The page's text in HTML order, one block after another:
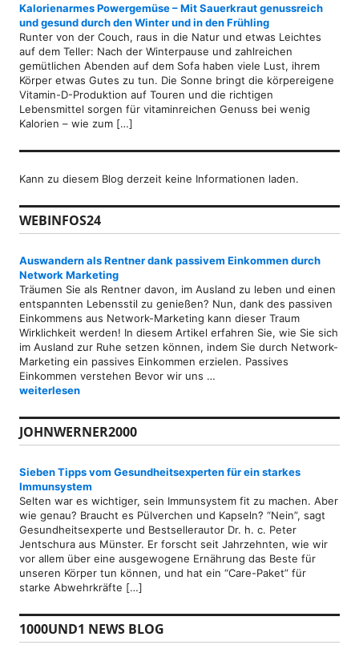
Kalorienarmes Powergemüse – Mit Sauerkraut genussreich
und gesund durch den Winter und in den Frühling
Runter von der Couch, raus in die Natur und etwas Leichtes
auf dem Teller: Nach der Winterpause und zahlreichen
gemütlichen Abenden auf dem Sofa haben viele Lust, ihrem
Körper etwas Gutes zu tun. Die Sonne bringt die körpereigene
Vitamin-D-Produktion auf Touren und die richtigen
Lebensmittel sorgen für vitaminreichen Genuss bei wenig
Kalorien – wie zum […]
Kann zu diesem Blog derzeit keine Informationen laden.
WEBINFOS24
Auswandern als Rentner dank passivem Einkommen durch
Network Marketing
Träumen Sie als Rentner davon, im Ausland zu leben und einen
entspannten Lebensstil zu genießen? Nun, dank des passiven
Einkommens aus Network-Marketing kann dieser Traum
Wirklichkeit werden! In diesem Artikel erfahren Sie, wie Sie sich
im Ausland zur Ruhe setzen können, indem Sie durch Network-
Marketing ein passives Einkommen erzielen. Passives
Einkommen verstehen Bevor wir uns …
Auswandern als Rentner dank passivem Einkommen durch
weiterlesen
JOHNWERNER2000
Sieben Tipps vom Gesundheitsexperten für ein starkes
Immunsystem
Selten war es wichtiger, sein Immunsystem fit zu machen. Aber
wie genau? Braucht es Pülverchen und Kapseln? “Nein”, sagt
Gesundheitsexperte und Bestsellerautor Dr. h. c. Peter
Jentschura aus Münster. Er forscht seit Jahrzehnten, wie wir
vor allem über eine ausgewogene Ernährung das Beste für
unseren Körper tun können, und hat ein “Care-Paket” für
starke Abwehrkräfte […]
1000UND1 NEWS BLOG